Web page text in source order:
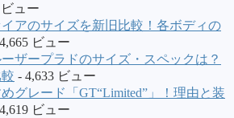
ュー
アのサイズを新旧比較！各ボディの
ビュー
ザープラドのサイズ・スペックは？
- 4,633 ビュー
グレード「GT“Limited”」！理由と装
ビュー